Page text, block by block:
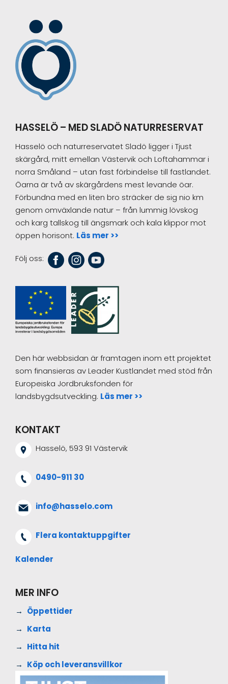
Footer
HASSELÖ – MED SLADÖ NATURRESERVAT
Hasselö och naturreservatet Sladö ligger i Tjust
skärgård, mitt emellan Västervik och Loftahammar i
norra Småland – utan fast förbindelse till fastlandet.
Öarna är två av skärgårdens mest levande öar.
Förbundna med en liten bro sträcker de sig nio km
genom omväxlande natur – från lummig lövskog
och karg tallskog till ängsmark och kala klippor mot
öppen horisont. Läs mer >>
Följ oss:
Den här webbsidan är framtagen inom ett projektet
som finansieras av Leader Kustlandet med stöd från
Europeiska Jordbruksfonden för
landsbygdsutveckling. Läs mer >>
KONTAKT
Hasselö, 593 91 Västervik
0490-911 30
info@hasselo.com
Flera kontaktuppgifter
Kalender
MER INFO
Öppettider
Karta
Hitta hit
Köp och leveransvillkor